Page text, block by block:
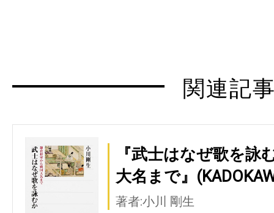
関連記
『武士はなぜ歌を詠
大名まで』
著者:小川 剛生